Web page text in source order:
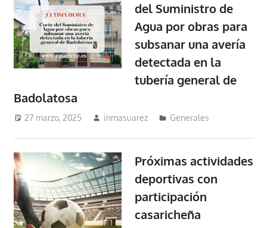
del Suministro de
Agua por obras para
subsanar una avería
detectada en la
tubería general de
Badolatosa
27 marzo, 2025 inmasuarez Generales
Próximas actividades
deportivas con
participación
casaricheña